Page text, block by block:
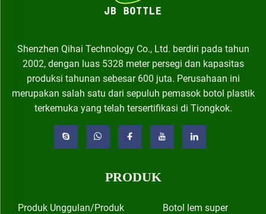
Shenzhen Qihai Technology Co., Ltd. berdiri pada tahun
2002, dengan luas 5328 meter persegi dan kapasitas
produksi tahunan sebesar 600 juta. Perusahaan ini
merupakan salah satu dari sepuluh pemasok botol plastik
terkemuka yang telah tersertifikasi di Tiongkok.
PRODUK
Produk Unggulan/Produk
Botol lem super